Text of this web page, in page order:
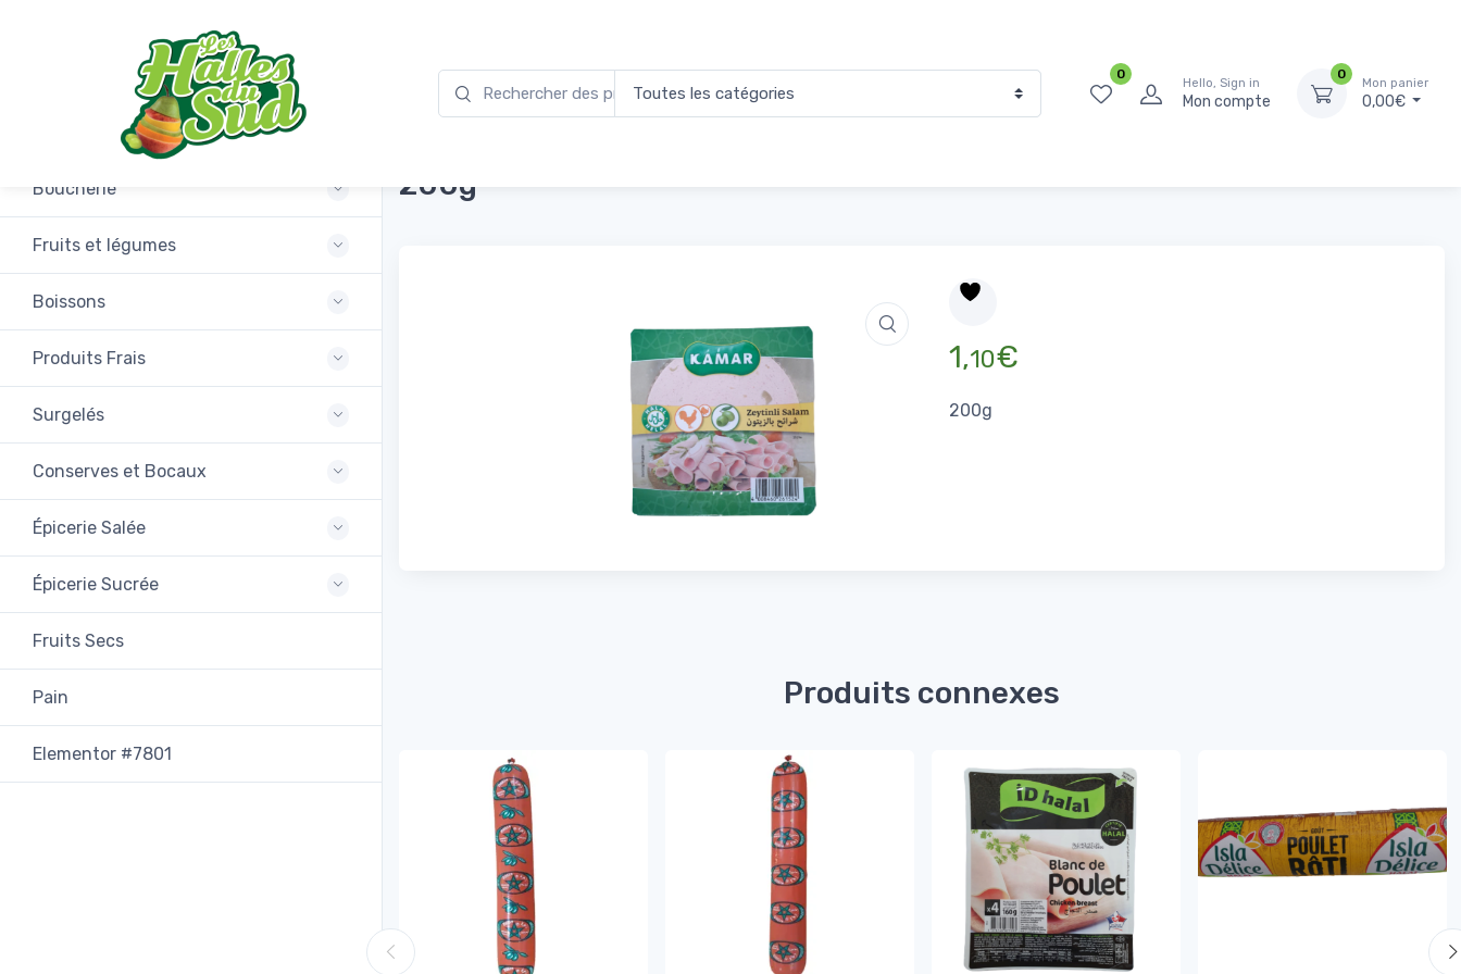
0
Hello, Sign in
Mon compte
0
Mon panier
0,00€
Promotions
Boucherie
Fruits et légumes
Boissons
Produits Frais
Surgelés
Conserves et Bocaux
Épicerie Salée
Épicerie Sucrée
Fruits Secs
Pain
Elementor #7801
200g
1,10€
200g
Produits connexes